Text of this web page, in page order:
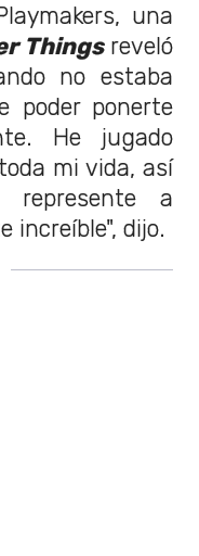
una
Thingsreveló
no estaba
poder ponerte
He jugado
toda mi vida, así
a
increíble", dijo.